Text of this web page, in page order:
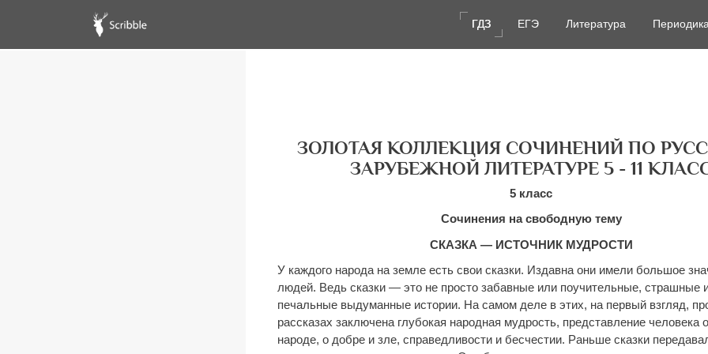
ГДЗ
ГДЗ ЕГЭ
ЕГЭ Литература
Литература
ЗОЛОТАЯ КОЛЛЕКЦИЯ СОЧИНЕНИЙ ПО
ЗАРУБЕЖНОЙ ЛИТЕРАТУРЕ 5 - 11
5 класс
Сочинения на свободную тему
СКАЗКА — ИСТОЧНИК МУДРОСТИ
У каждого народа на земле есть свои сказки. Издавна они имели большое
людей. Ведь сказки — это не просто забавные или поучительные, страшные
печальные выдуманные истории. На самом деле в этих, на первый взгляд,
рассказах заключена глубокая народная мудрость, представление человека
народе, о добре и зле, справедливости и бесчестии. Раньше сказки